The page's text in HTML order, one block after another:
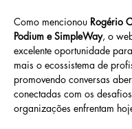
Como mencionou Rogério
Podium e SimpleWay, o
excelente oportunidade
mais o ecossistema de
promovendo conversas
conectadas com os
organizações enfrentam